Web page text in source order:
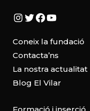
Instagram
Twitter
Facebook
YouTube
Coneix la fundació
Contacta’ns
La nostra actualitat
Blog El Vilar